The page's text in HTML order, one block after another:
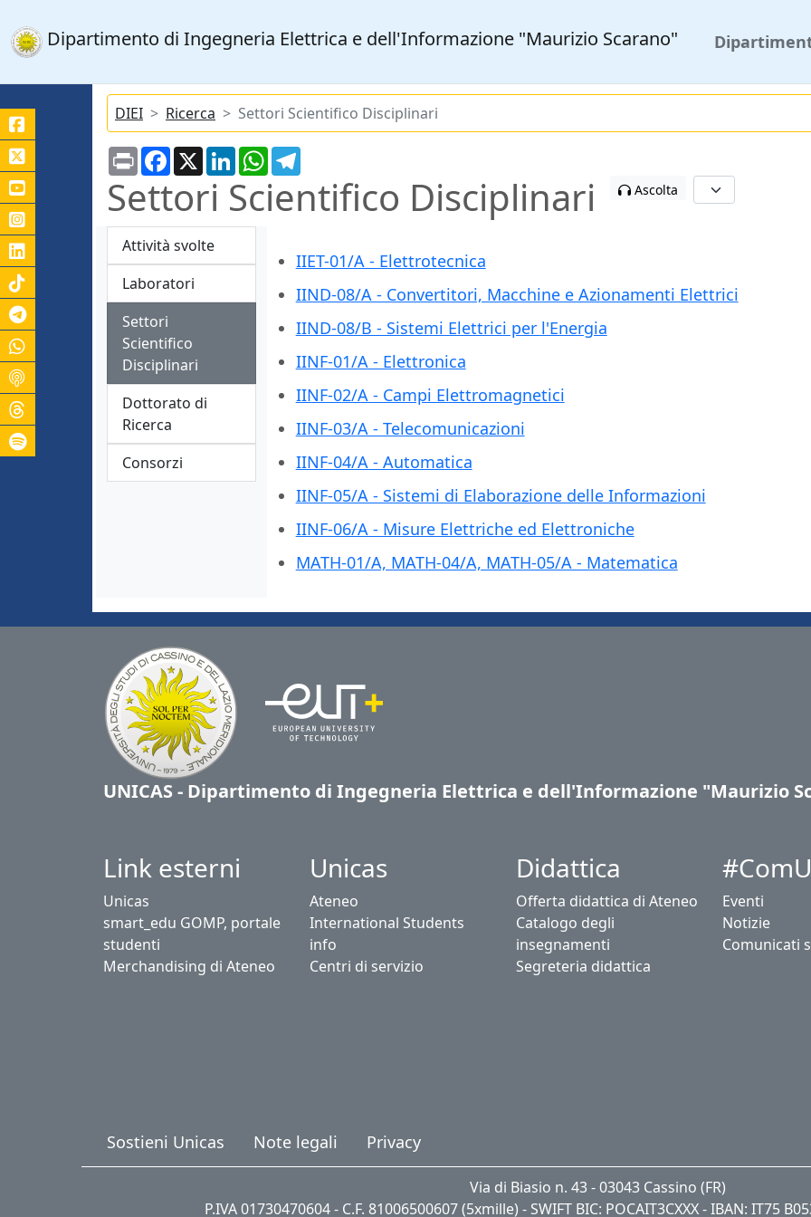
Dipartimento di Ingegneria Elettrica e dell'Informazione "Maurizio Scarano"
DIEI Ricerca Settori Scientifico Disciplinari
PrintFacebook
X LinkedInWhatsApp
Settori Scientifico Disciplinari Ascolta
IIET-01/A - Elettrotecnica
IIND-08/A - Convertitori, Macchine e Azionamenti Elettrici
IIND-08/B - Sistemi Elettrici per l'Energia
IINF-01/A - Elettronica
IINF-02/A - Campi Elettromagnetici
IINF-03/A - Telecomunicazioni
IINF-04/A - Automatica
IINF-05/A - Sistemi di Elaborazione delle Informazioni
IINF-06/A - Misure Elettriche ed Elettroniche
MATH-01/A, MATH-04/A, MATH-05/A - Matematica
Attività svolte
Laboratori
Settori
Scientifico
Disciplinari
Dottorato di
Ricerca
Consorzi
UNICAS - Dipartimento di Ingegneria Elettrica e dell'Informazione "Maurizio
Link esterni
Unicas
smart_edu GOMP, portale
studenti
Merchandising di Ateneo
Unicas
Ateneo
International Students
info
Centri di servizio
Didattica
Offerta didattica di Ateneo
Catalogo degli
insegnamenti
Segreteria didattica
Eventi
Notizie
Comunicati
Sostieni Unicas Note legali Privacy
Via di Biasio n. 43 - 03043 Cassino (FR)
P.IVA 01730470604 - C.F. 81006500607 (5xmille) - SWIFT BIC: POCAIT3CXXX - IBAN: IT75
Canale Telegram Unicas